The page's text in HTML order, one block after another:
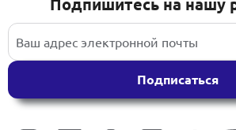
Подписаться